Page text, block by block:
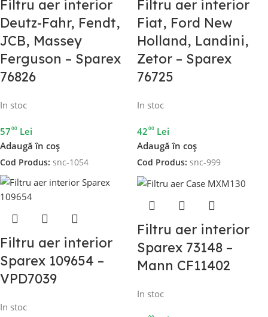
Filtru aer interior
Deutz-Fahr, Fendt,
JCB, Massey
Ferguson – Sparex
76826
In stoc
5700 Lei
Adaugă în coș
Cod Produs: snc-1054
Filtru aer interior
Fiat, Ford New
Holland, Landini,
Zetor – Sparex
76725
In stoc
4200 Lei
Adaugă în coș
Cod Produs: snc-999
Filtru aer interior
Sparex 109654 –
VPD7039
In stoc
Filtru aer interior
Sparex 73148 –
Mann CF11402
In stoc